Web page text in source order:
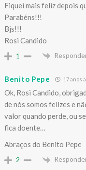
Fiquei mais feliz depois
Parabéns!!!
Bjs!!!
Rosi Candido
1
Benito Pepe 17 anos
Ok, Rosi Candido,
de nós somos felizes e
valor quando perde, ou
fica doente…
Abraços do Benito Pepe
2